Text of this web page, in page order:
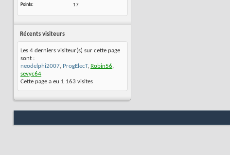
Points
17
Récents visiteurs
Les 4 derniers visiteur(s) sur cette page
sont :
neodelphi2007, ProgElecT, Robin56,
sevyc64
Cette page a eu 1 163 visites